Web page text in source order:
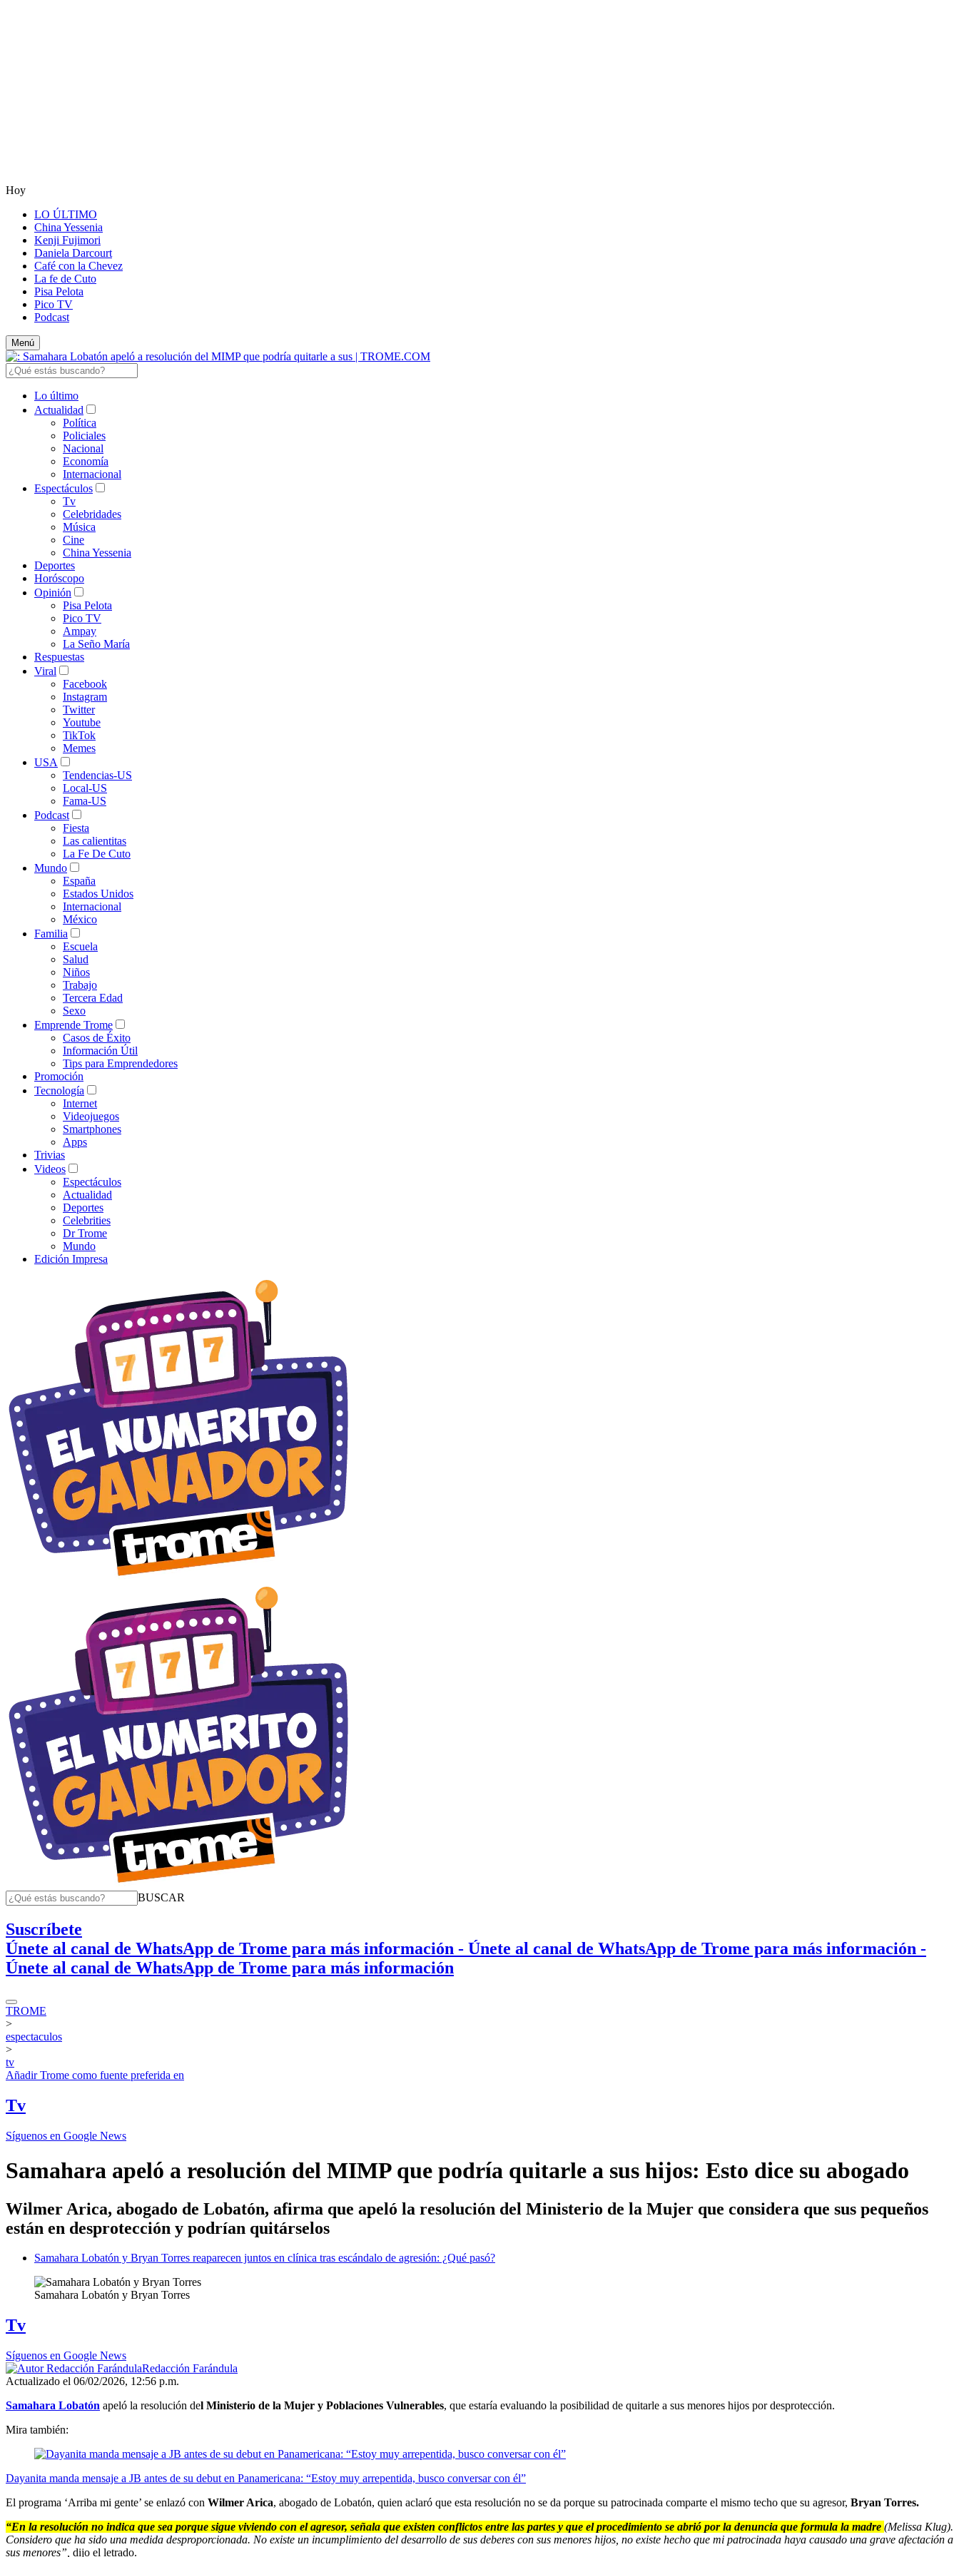
Hoy
LO ÚLTIMO
China Yessenia
Kenji Fujimori
Daniela Darcourt
Café con la Chevez
La fe de Cuto
Pisa Pelota
Pico TV
Podcast
Menú
Lo último
Actualidad
Política
Policiales
Nacional
Economía
Internacional
Espectáculos
Tv
Celebridades
Música
Cine
China Yessenia
Deportes
Horóscopo
Opinión
Pisa Pelota
Pico TV
Ampay
La Seño María
Respuestas
Viral
Facebook
Instagram
Twitter
Youtube
TikTok
Memes
USA
Tendencias-US
Local-US
Fama-US
Podcast
Fiesta
Las calientitas
La Fe De Cuto
Mundo
España
Estados Unidos
Internacional
México
Familia
Escuela
Salud
Niños
Trabajo
Tercera Edad
Sexo
Emprende Trome
Casos de Éxito
Información Útil
Tips para Emprendedores
Promoción
Tecnología
Internet
Videojuegos
Smartphones
Apps
Trivias
Videos
Espectáculos
Actualidad
Deportes
Celebrities
Dr Trome
Mundo
Edición Impresa
BUSCAR
Suscríbete
Únete al canal de WhatsApp de Trome para más información - Únete al canal de WhatsApp de Trome para más información -
Únete al canal de WhatsApp de Trome para más información
TROME
>
espectaculos
>
tv
AñadirTrome como fuente preferida en
Tv
Síguenos en Google News
Samahara apeló a resolución del MIMP que podría quitarle a sus hijos: Esto dice su abogado
Wilmer Arica, abogado de Lobatón, afirma que apeló la resolución del Ministerio de la Mujer que considera que sus pequeños
están en desprotección y podrían quitárselos
Samahara Lobatón y Bryan Torres reaparecen juntos en clínica tras escándalo de agresión: ¿Qué pasó?
Samahara Lobatón y Bryan Torres
Tv
Síguenos en Google News
Redacción Farándula
Actualizado el 06/02/2026, 12:56 p.m.
Samahara Lobatón apeló la resolución del Ministerio de la Mujer y Poblaciones Vulnerables, que estaría evaluando la posibilidad de quitarle a sus menores hijos por desprotección.
Mira también:
Dayanita manda mensaje a JB antes de su debut en Panamericana: “Estoy muy arrepentida, busco conversar con él”
El programa ‘Arriba mi gente’ se enlazó con Wilmer Arica, abogado de Lobatón, quien aclaró que esta resolución no se da porque su patrocinada comparte el mismo techo que su agresor, Bryan Torres.
“En la resolución no indica que sea porque sigue viviendo con el agresor, señala que existen conflictos entre las partes y que el procedimiento se abrió por la denuncia que formula la madre (Melissa Klug).
Considero que ha sido una medida desproporcionada. No existe un incumplimiento del desarrollo de sus deberes con sus menores hijos, no existe hecho que mi patrocinada haya causado una grave afectación a
sus menores”, dijo el letrado.